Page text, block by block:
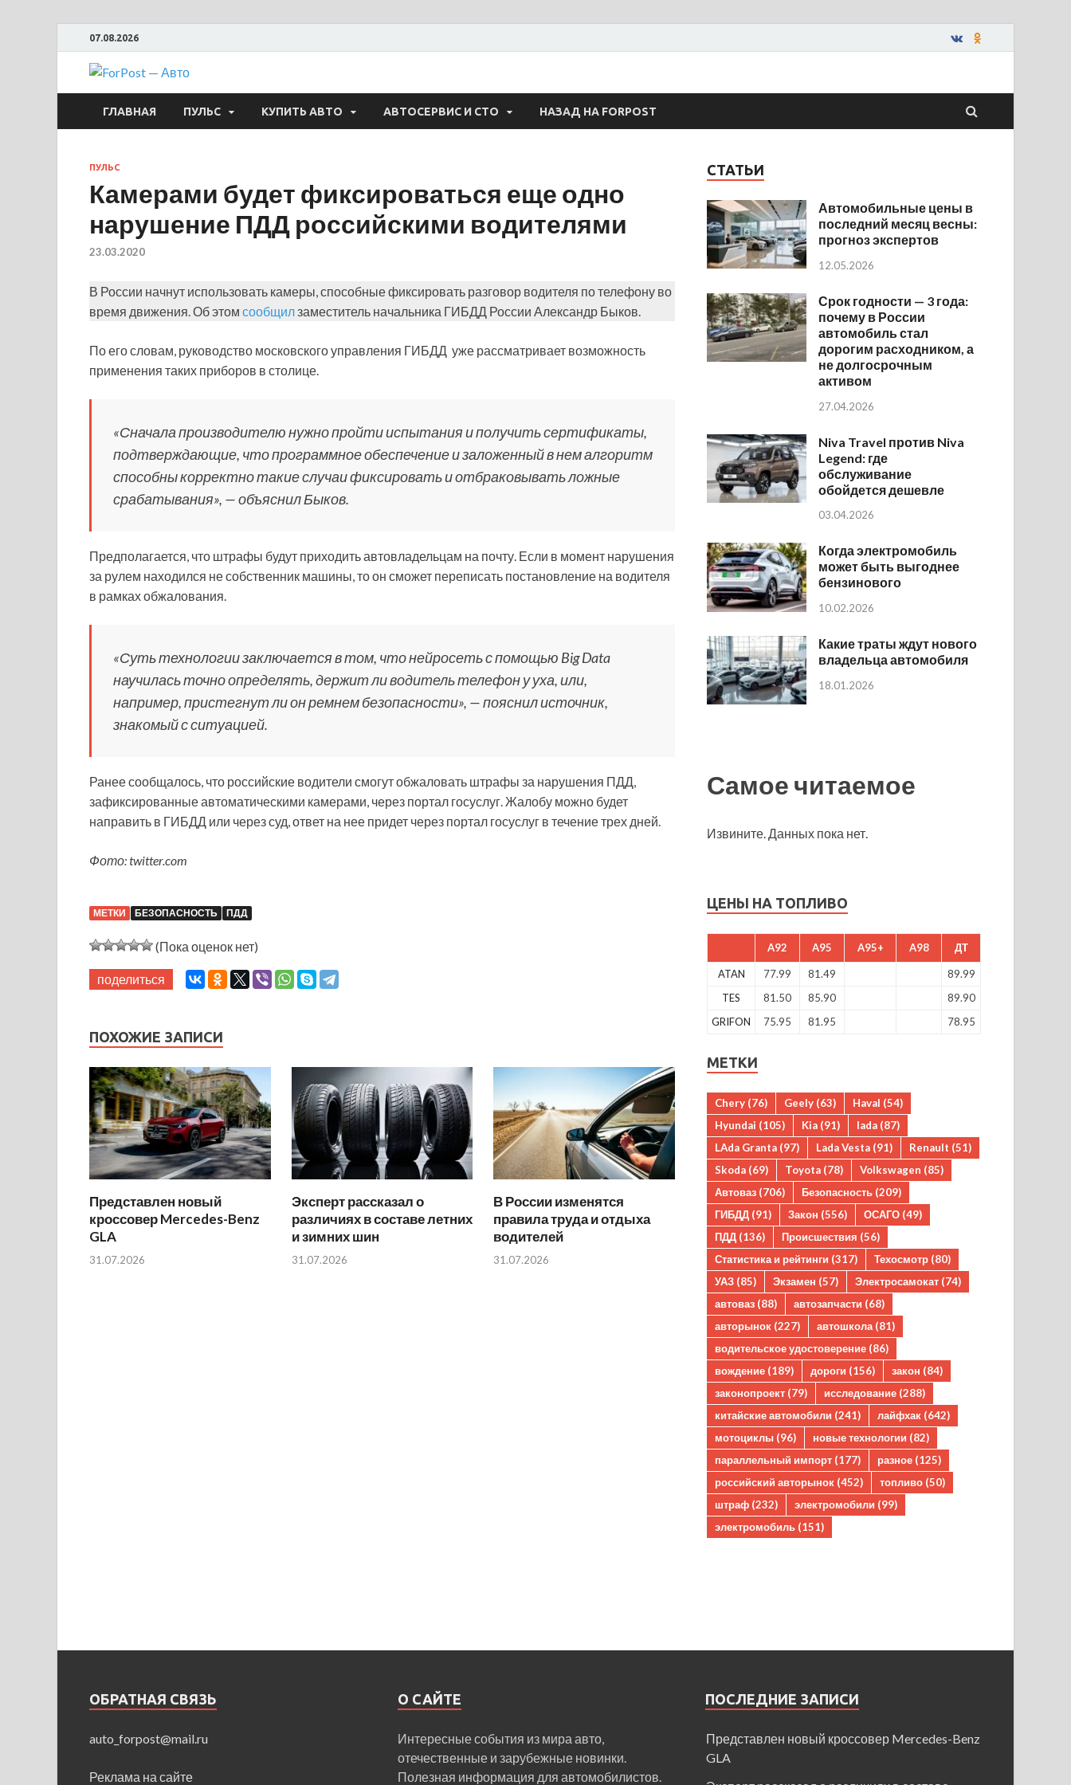
07.08.2026
ForPost — Авто
ГЛАВНАЯ ПУЛЬС КУПИТЬ АВТО АВТОСЕРВИС И СТО НАЗАД НА FORPOST
ПУЛЬС
Камерами будет фиксироваться еще одно
нарушение ПДД российскими водителями
23.03.2020
В России начнут использовать камеры, способные фиксировать разговор водителя по телефону во
время движения. Об этом сообщилзаместитель начальника ГИБДД России Александр Быков.
По его словам, руководство московского управления ГИБДД уже рассматривает возможность
применения таких приборов в столице.
«Сначала производителю нужно пройти испытания и получить сертификаты,
подтверждающие, что программное обеспечение и заложенный в нем алгоритм
способны корректно такие случаи фиксировать и отбраковывать ложные
срабатывания», — объяснил Быков.
Предполагается, что штрафы будут приходить автовладельцам на почту. Если в момент нарушения
за рулем находился не собственник машины, то он сможет переписать постановление на водителя
в рамках обжалования.
«Суть технологии заключается в том, что нейросеть с помощью Big Data
научилась точно определять, держит ли водитель телефон у уха, или,
например, пристегнут ли он ремнем безопасности», — пояснил источник,
знакомый с ситуацией.
Ранее сообщалось, что российские водители смогут обжаловать штрафы за нарушения ПДД,
зафиксированные автоматическими камерами, через портал госуслуг. Жалобу можно будет
направить в ГИБДД или через суд, ответ на нее придет через портал госуслуг в течение трех дней.
Фото: twitter.com
МЕТКИ БЕЗОПАСНОСТЬ ПДД
(Пока оценок нет)
поделиться
ПОХОЖИЕ ЗАПИСИ
Представлен новый
кроссовер Mercedes-Benz
GLA
31.07.2026
Эксперт рассказал о
различиях в составе летних
и зимних шин
31.07.2026
В России изменятся
правила труда и отдыха
водителей
31.07.2026
СТАТЬИ
Автомобильные цены в
последний месяц весны:
прогноз экспертов
12.05.2026
Срок годности — 3 года:
почему в России
автомобиль стал
дорогим расходником, а
не долгосрочным
активом
27.04.2026
Niva Travel против Niva
Legend: где
обслуживание
обойдется дешевле
03.04.2026
Когда электромобиль
может быть выгоднее
бензинового
10.02.2026
Какие траты ждут нового
владельца автомобиля
18.01.2026
Самое читаемое
Извините. Данных пока нет.
ЦЕНЫ НА ТОПЛИВО
A92 A95 A95+ A98 ДТ
ATAN 77.99 81.49
89.99
TES
81.50 85.90
89.90
GRIFON
75.95 81.95 78.95
МЕТКИ
Chery (76) Geely (63) Haval (54)
Hyundai (105) Kia (91) lada (87)
LAda Granta (97) Lada Vesta (91) Renault (51)
Skoda (69) Toyota (78) Volkswagen (85)
Автоваз (706) Безопасность (209)
ГИБДД (91) Закон (556) ОСАГО (49)
ПДД (136) Происшествия (56)
Статистика и рейтинги (317) Техосмотр (80)
УАЗ (85) Экзамен (57) Электросамокат (74)
автоваз (88) автозапчасти (68)
авторынок (227) автошкола (81)
водительское удостоверение (86)
вождение (189) дороги (156) закон (84)
законопроект (79) исследование (288)
китайские автомобили (241) лайфхак (642)
мотоциклы (96) новые технологии (82)
параллельный импорт (177) разное (125)
российский авторынок (452) топливо (50)
штраф (232) электромобили (99)
электромобиль (151)
ОБРАТНАЯ СВЯЗЬ
auto_forpost@mail.ru
Реклама на сайте
О САЙТЕ
Интересные события из мира авто,
отечественные и зарубежные новинки.
Полезная информация для автомобилистов.
ПОСЛЕДНИЕ ЗАПИСИ
Представлен новый кроссовер Mercedes-Benz
GLA